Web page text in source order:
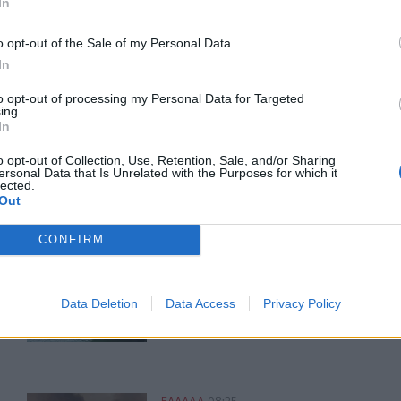
opt-out of the Sale of my Personal Data.
opt-out of processing my Personal Data for Targeted
opt-out of Collection, Use, Retention, Sale, and/or Sharing
Data that Is Unrelated with the Purposes for which it
CONFIRM
Data Deletion Data Access Privacy Policy
του CRETALIVE
στο επίκεντρο των κρουσμάτωνΠειραιάς: Κορυφώνεται η έξοδος
Πειραιάς: Κορυφώνεται η έξοδος
του Αυγούστου